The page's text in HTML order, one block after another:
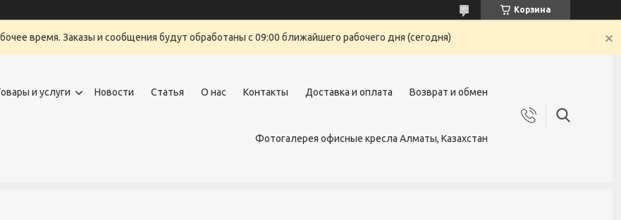
Корзина
время. Заказы и сообщения будут обработаны с 09:00 ближайшего рабочего дня (сегодня)
и услуги Новости Статья О нас Контакты Доставка и оплата Возврат и обмен
Фотогалерея офисные кресла Алматы, Казахстан